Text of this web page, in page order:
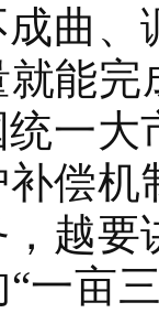
曲
能
一
补偿
越
一亩